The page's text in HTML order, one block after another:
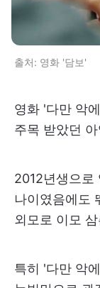
출처: 영화 '담보'
영화 '다만 악
주목 받았던
2012년생으로
나이였음에도
외모로 이모
특히 '다만 악